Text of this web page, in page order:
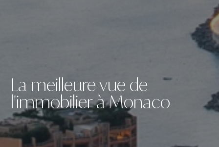
La meilleure vue de
l'immobilier à Monaco